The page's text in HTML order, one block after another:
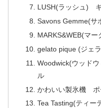
LUSH(ラッシュ)
Savons Gemme(
MARKS&WEB(マ
gelato pique (ジェ
Woodwick(ウッド
ル
かわいい製氷機 ポ
Tea Tasting(ティ